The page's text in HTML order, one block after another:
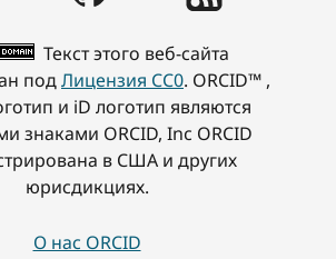
Текст этого веб-сайта
подЛицензия CC0. ORCID™ ,
и iD логотип являются
знаками ORCID, Inc ORCID
в США и других
юрисдикциях.
О нас ORCID